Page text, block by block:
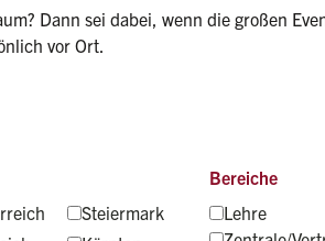
Dann sei dabei, wenn die großen
vor Ort.
Steiermark
Bereiche
Lehre